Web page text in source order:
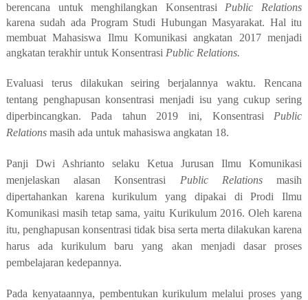
berencana untuk menghilangkan Konsentrasi Public Relations
karena sudah ada Program Studi Hubungan Masyarakat. Hal itu
membuat Mahasiswa Ilmu Komunikasi angkatan 2017 menjadi
angkatan terakhir untuk Konsentrasi Public Relations.
Evaluasi terus dilakukan seiring berjalannya waktu. Rencana
tentang penghapusan konsentrasi menjadi isu yang cukup sering
diperbincangkan. Pada tahun 2019 ini, Konsentrasi Public
Relations masih ada untuk mahasiswa angkatan 18.
Panji Dwi Ashrianto selaku Ketua Jurusan Ilmu Komunikasi
menjelaskan alasan Konsentrasi Public Relationsmasih
dipertahankan karena kurikulum yang dipakai di Prodi Ilmu
Komunikasi masih tetap sama, yaitu Kurikulum 2016. Oleh karena
itu, penghapusan konsentrasi tidak bisa serta merta dilakukan karena
harus ada kurikulum baru yang akan menjadi dasar proses
pembelajaran kedepannya.
Pada kenyataannya, pembentukan kurikulum melalui proses yang